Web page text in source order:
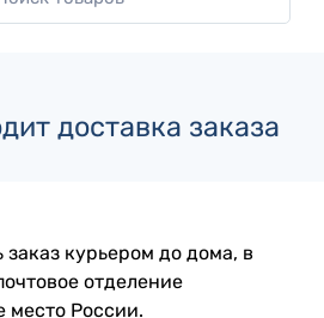
доставка заказа
курьером до дома, в
отделение
место России.